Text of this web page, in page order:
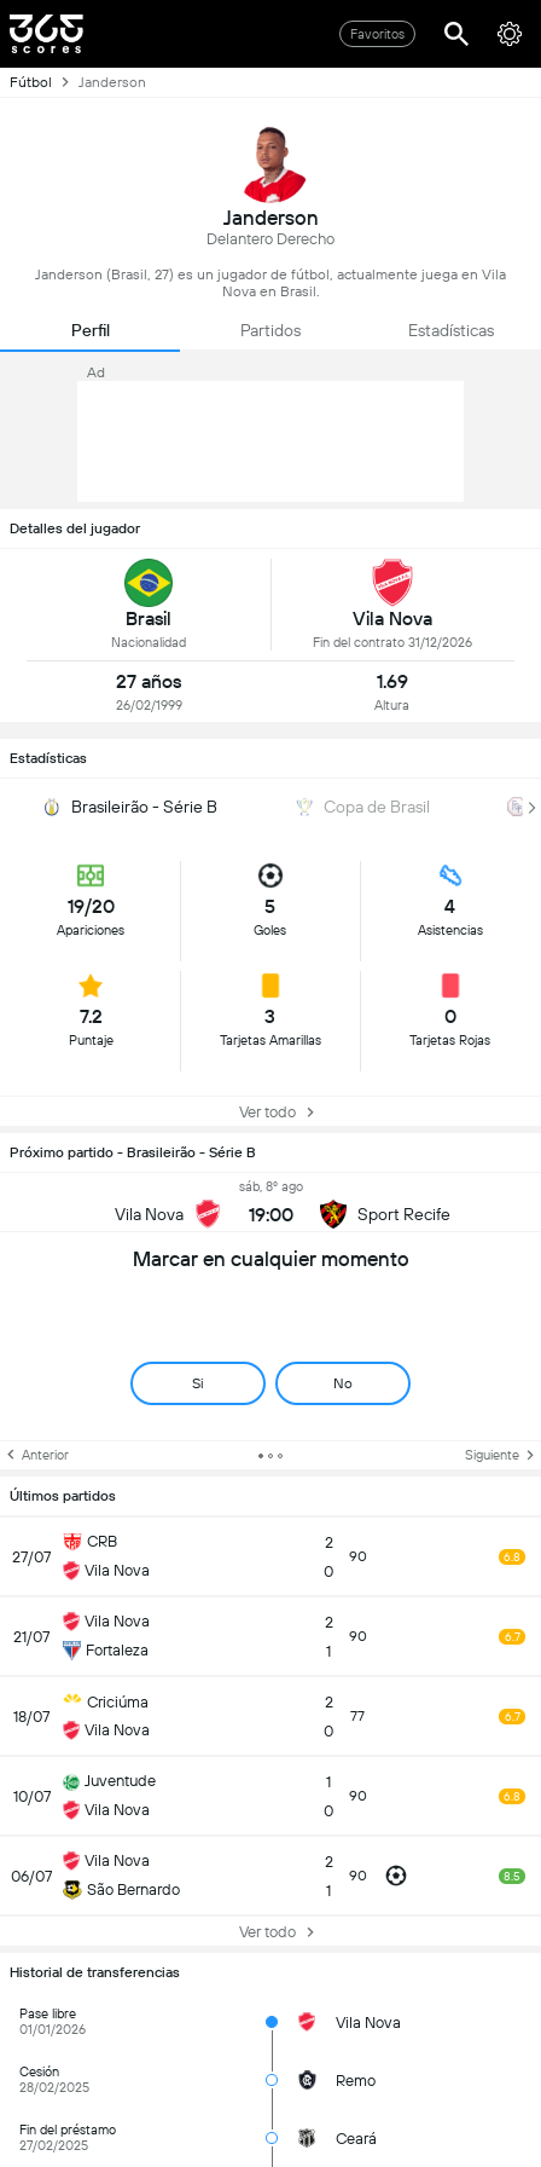
Favoritos
Fútbol Janderson
Janderson
Delantero Derecho
Janderson (Brasil, 27) es un jugador de fútbol, actualmente juega en Vila
Nova en Brasil.
Perfil Partidos Estadísticas
Ad
Detalles del jugador
Brasil
Nacionalidad
Vila Nova
Fin del contrato 31/12/2026
27 años
26/02/1999
1.69
Altura
Estadísticas
Brasileirão - Série B Copa de Brasil
19/20
Apariciones
5
Goles
4
Asistencias
7.2
Puntaje
3
Tarjetas Amarillas
0
Tarjetas Rojas
Ver todo
Próximo partido - Brasileirão - Série B
Vila Nova
sáb, 8º ago
19:00 Sport Recife
Marcar en cualquier momento
Si No
Anterior Siguiente
Últimos partidos
27/07
CRB
Vila Nova
2
0
90 6.8
21/07
Vila Nova
Fortaleza
2
1
90 6.7
18/07
Criciúma
Vila Nova
2
0
77 6.7
10/07
Juventude
Vila Nova
1
0
90 6.8
06/07
Vila Nova
São Bernardo
2
1
90 8.5
Ver todo
Historial de transferencias
Pase libre
01/01/2026
Vila Nova
Cesión
28/02/2025
Remo
Fin del préstamo
27/02/2025
Ceará